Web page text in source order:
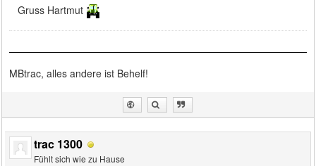
Gruss Hartmut
MBtrac, alles andere ist Behelf!
trac 1300
Fühlt sich wie zu Hause